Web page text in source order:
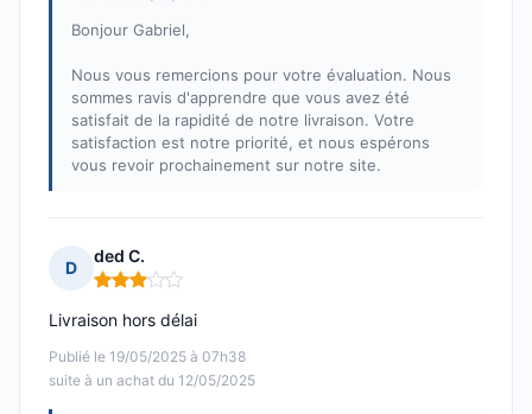
Bonjour Gabriel,
Nous vous remercions pour votre évaluation. Nous
sommes ravis d'apprendre que vous avez été
satisfait de la rapidité de notre livraison. Votre
satisfaction est notre priorité, et nous espérons
vous revoir prochainement sur notre site.
D
ded C.
Note : 3 sur 5
Publié le 19/05/2025 à 07h38
suite à un achat du 12/05/2025
Livraison hors délai